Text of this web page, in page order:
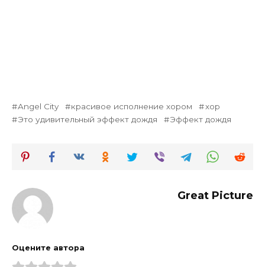
Angel City красивое исполнение хором
хор
Это удивительный эффект дождя
Эффект дождя
Great Picture
Оцените автора